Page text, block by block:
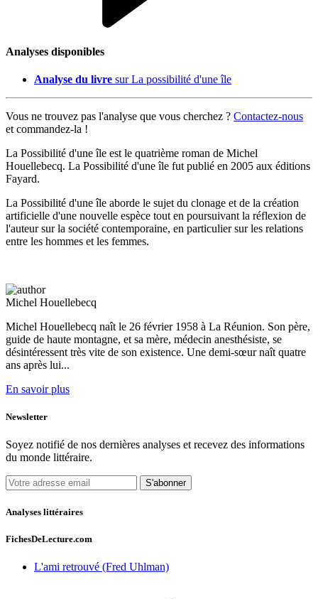
Analyses disponibles
Analyse du livre sur La possibilité d'une île
Vous ne trouvez pas l'analyse que vous cherchez ? Contactez-nous
et commandez-la !
La Possibilité d'une île est le quatrième roman de Michel
Houellebecq. La Possibilité d'une île fut publié en 2005 aux éditions
Fayard.
La Possibilité d'une île aborde le sujet du clonage et de la création
artificielle d'une nouvelle espèce tout en poursuivant la réflexion de
l'auteur sur la société contemporaine, en particulier sur les relations
entre les hommes et les femmes.
Michel Houellebecq
Michel Houellebecq naît le 26 février 1958 à La Réunion. Son père,
guide de haute montagne, et sa mère, médecin anesthésiste, se
désintéressent très vite de son existence. Une demi-sœur naît quatre
ans après lui...
En savoir plus
Newsletter
Soyez notifié de nos dernières analyses et recevez des informations
du monde littéraire.
S'abonner
Analyses littéraires
FichesDeLecture.com
L'ami retrouvé (Fred Uhlman)